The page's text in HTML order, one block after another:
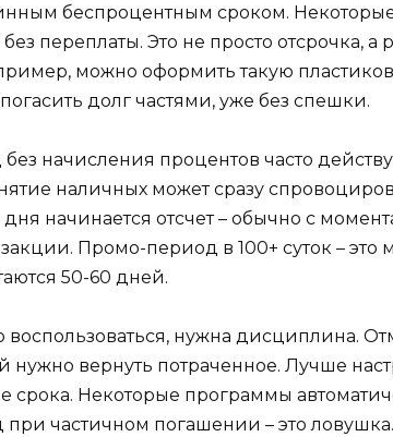
беспроцентным сроком.
переплаты. Это не просто отсрочка, а
можно оформить такую
долг частями, уже без спешки.
начисления процентов часто
наличных может сразу
дня начинается отсчет – обычно с
Промо-период в 100+ суток – это
50-60 дней.
нужна дисциплина.
нужно вернуть потраченное. Лучше
срока. Некоторые программы
частичном погашении – это ловушка.